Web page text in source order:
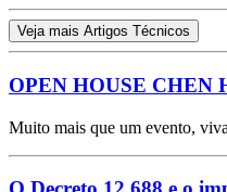
Veja mais Artigos Técnicos
OPEN HOUSE CHEN
Muito mais que um evento,